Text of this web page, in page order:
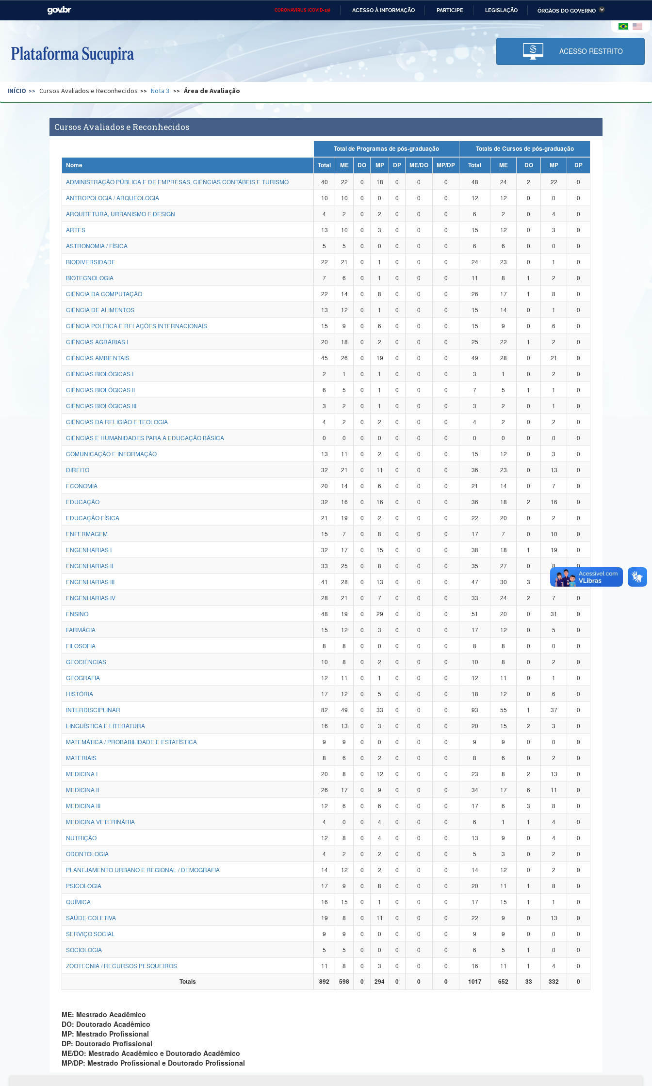
CORONAVÍRUS (COVID-19) ACESSO À INFORMAÇÃO PARTICIPE LEGISLAÇÃO ÓRGÃOS DO GOVERNO
Casa Civil Ministério das Relações Ministério da Economia Ministério da Infraestrutura
Pecuária e Abastecimento
Ministério da Ciência,
Tecnologia, Inovações e
Comunicações
Ministério do Desenvolvimento
Regional e dos Direitos Humanos
Secretaria de Governo Gabinete de Segurança Advocacia-Geral da União Banco Central do Brasil Planalto
ACESSO RESTRITO
INÍCIO Cursos Avaliados e Reconhecidos Nota 3 Área de Avaliação
Cursos Avaliados e Reconhecidos
Total de Programas de pós-graduação
Totais de Cursos de pós-graduação
Nome
Total ME DO MP DP ME/DO MP/DP Total ME DO MP
DP
ADMINISTRAÇÃO PÚBLICA E DE EMPRESAS, CIÊNCIAS CONTÁBEIS E TURISMO
40 22 0 18 0 0 0 48 24 2 22
0
ANTROPOLOGIA / ARQUEOLOGIA
10 10 0 0 0 0 0 12 12 0 0
0
ARQUITETURA, URBANISMO E DESIGN
4 2 0 2 0 0 0 6 2 0 4
0
ARTES
13 10 0 3 0 0 0 15 12 0 3
0
ASTRONOMIA / FÍSICA
5 5 0 0 0 0 0 6 6 0 0
0
BIODIVERSIDADE
22 21 0 1 0 0 0 24 23 0 1
0
BIOTECNOLOGIA
7 6 0 1 0 0 0 11 8 1 2
0
CIÊNCIA DA COMPUTAÇÃO
22 14 0 8 0 0 0 26 17 1 8
0
CIÊNCIA DE ALIMENTOS
13 12 0 1 0 0 0 15 14 0 1
0
CIÊNCIA POLÍTICA E RELAÇÕES INTERNACIONAIS
15 9 0 6 0 0 0 15 9 0 6
0
CIÊNCIAS AGRÁRIAS I
20 18 0 2 0 0 0 25 22 1 2
0
CIÊNCIAS AMBIENTAIS
45 26 0 19 0 0 0 49 28 0 21
0
CIÊNCIAS BIOLÓGICAS I
2 1 0 1 0 0 0 3 1 0 2
0
CIÊNCIAS BIOLÓGICAS II
6 5 0 1 0 0 0 7 5 1 1
0
CIÊNCIAS BIOLÓGICAS III
3 2 0 1 0 0 0 3 2 0 1
0
CIÊNCIAS DA RELIGIÃO E TEOLOGIA
4 2 0 2 0 0 0 4 2 0 2
0
CIÊNCIAS E HUMANIDADES PARA A EDUCAÇÃO BÁSICA
0 0 0 0 0 0 0 0 0 0 0
0
COMUNICAÇÃO E INFORMAÇÃO
13 11 0 2 0 0 0 15 12 0 3
0
DIREITO
32 21 0 11 0 0 0 36 23 0 13
0
ECONOMIA
20 14 0 6 0 0 0 21 14 0 7
0
EDUCAÇÃO
32 16 0 16 0 0 0 36 18 2 16
0
EDUCAÇÃO FÍSICA
21 19 0 2 0 0 0 22 20 0 2
0
ENFERMAGEM
15 7 0 8 0 0 0 17 7 0 10
0
ENGENHARIAS I
32 17 0 15 0 0 0 38 18 1 19
0
ENGENHARIAS II
33 25 0 8 0 0 0 35 27 0 8
0
ENGENHARIAS III
41 28 0 13 0 0 0 47 30 3 14
0
ENGENHARIAS IV
28 21 0 7 0 0 0 33 24 2 7
0
ENSINO
48 19 0 29 0 0 0 51 20 0 31
0
FARMÁCIA
15 12 0 3 0 0 0 17 12 0 5
0
FILOSOFIA
8 8 0 0 0 0 0 8 8 0 0
0
GEOCIÊNCIAS
10 8 0 2 0 0 0 10 8 0 2
0
GEOGRAFIA
12 11 0 1 0 0 0 12 11 0 1
0
HISTÓRIA
17 12 0 5 0 0 0 18 12 0 6
0
INTERDISCIPLINAR
82 49 0 33 0 0 0 93 55 1 37
0
LINGUÍSTICA E LITERATURA
16 13 0 3 0 0 0 20 15 2 3
0
MATEMÁTICA / PROBABILIDADE E ESTATÍSTICA
9 9 0 0 0 0 0 9 9 0 0
0
MATERIAIS
8 6 0 2 0 0 0 8 6 0 2
0
MEDICINA I
20 8 0 12 0 0 0 23 8 2 13
0
MEDICINA II
26 17 0 9 0 0 0 34 17 6 11
0
MEDICINA III
12 6 0 6 0 0 0 17 6 3 8
0
MEDICINA VETERINÁRIA
4 0 0 4 0 0 0 6 1 1 4
0
NUTRIÇÃO
12 8 0 4 0 0 0 13 9 0 4
0
ODONTOLOGIA
4 2 0 2 0 0 0 5 3 0 2
0
PLANEJAMENTO URBANO E REGIONAL / DEMOGRAFIA
14 12 0 2 0 0 0 14 12 0 2
0
PSICOLOGIA
17 9 0 8 0 0 0 20 11 1 8
0
QUÍMICA
16 15 0 1 0 0 0 17 15 1 1
0
SAÚDE COLETIVA
19 8 0 11 0 0 0 22 9 0 13
0
SERVIÇO SOCIAL
9 9 0 0 0 0 0 9 9 0 0
0
SOCIOLOGIA
5 5 0 0 0 0 0 6 5 1 0
0
ZOOTECNIA / RECURSOS PESQUEIROS
11 8 0 3 0 0 0 16 11 1 4
0
Totais
892 598 0 294 0 0 0 1017 652 33 332 0
ME: Mestrado Acadêmico
DO: Doutorado Acadêmico
MP: Mestrado Profissional
DP: Doutorado Profissional
ME/DO: Mestrado Acadêmico e Doutorado Acadêmico
MP/DP: Mestrado Profissional e Doutorado Profissional